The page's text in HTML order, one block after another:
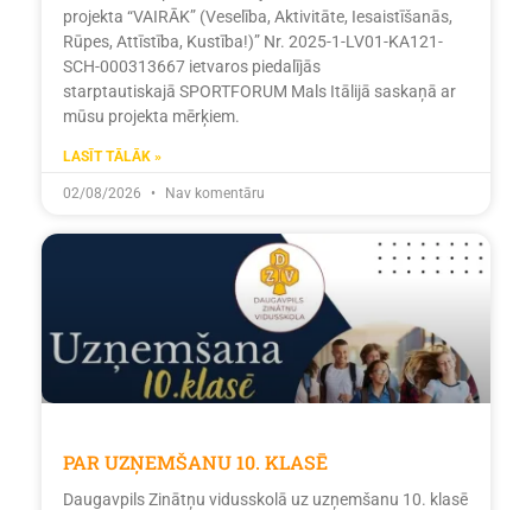
projekta “VAIRĀK” (Veselība, Aktivitāte, Iesaistīšanās,
Rūpes, Attīstība, Kustība!)” Nr. 2025-1-LV01-KA121-
SCH-000313667 ietvaros piedalījās
starptautiskajā SPORTFORUM Mals Itālijā saskaņā ar
mūsu projekta mērķiem.
LASĪT TĀLĀK »
02/08/2026 Nav komentāru
PAR UZŅEMŠANU 10. KLASĒ
Daugavpils Zinātņu vidusskolā uz uzņemšanu 10. klasē